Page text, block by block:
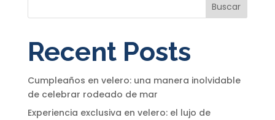
Buscar
Recent Posts
Cumpleaños en velero: una manera inolvidable
de celebrar rodeado de mar
Experiencia exclusiva en velero: el lujo de